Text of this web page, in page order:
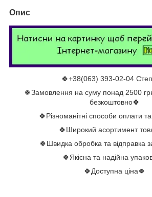
Опис
🍀+38(063) 393-02-04
🍀Замовлення на суму понад 2500
безкоштовно🍀
🍀Різноманітні способи оплати
🍀Широкий асортимент
🍀Швидка обробка та відправка
🍀Якісна та надійна
🍀Доступна ціна🍀